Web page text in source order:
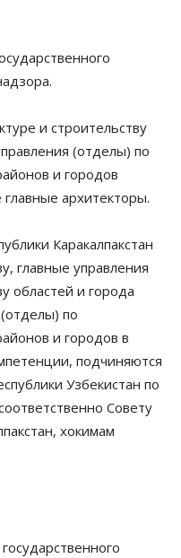
и строительству
(отделы) по
и городов
архитекторы.
Каракалпакстан
главные управления
областей и города
по
и городов в
подчиняются
Узбекистан по
Совету
хокимам